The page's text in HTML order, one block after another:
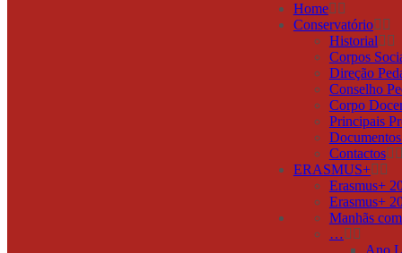
Home
Conservatório
Historial
Corpos
Direção
Conselho
Corpo
Principais
Contactos
ERASMUS+
Erasmus+
Erasmus+
Manhãs
…
Ano